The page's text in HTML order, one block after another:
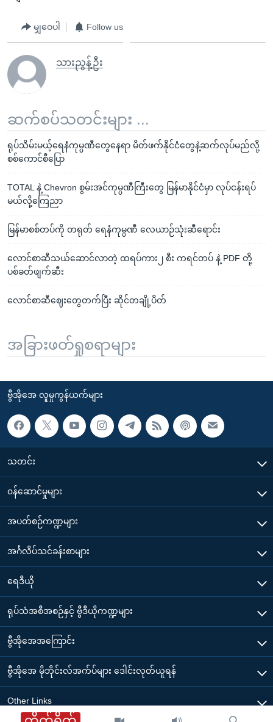
မျှဝေပါ Follow us
သားညွန့်ဦး
ဆက်စပ်သတင်းများ ...
ရုပ်သိမ်းမယ့်ရေနံကုမ္ပဏီတွေနေရာ မိတ်ဖက်နိုင်ငံတွေနဲ့ဆက်လုပ်မည်လို့
စစ်ကောင်စီပြော
TOTAL နဲ့ Chevron စွမ်းအင်ကုမ္ပဏီကြီးတွေ မြန်မာနိုင်ငံမှာ လုပ်ငန်းရပ်
မယ်လို့ကြေညာ
မြန်မာစစ်တပ်ကို တရုတ် ရေနံကုမ္ပဏီ လေယာဉ်သုံးဆီရောင်း
လောင်စာဆီသယ်ဆောင်လာတဲ့ ထရပ်ကား၂ စီး ကရင်တပ် နဲ့ PDF တို့
ပစ်ခတ်ဖျက်ဆီး
လောင်စာဆီဈေးတွေတက်ပြီး ဆိုင်တချို့ပိတ်
အခြားဖတ်ရှုစရာများ
ဗွီအိုအေ လူမှုကွန်ယက်များ
သတင်း
၀န်ဆောင်မှုများ
အပတ်စဉ်ကဏ္ဍများ
အင်္ဂလိပ်သင်ခန်းစာများ
ရေဒီယို
ရုပ်သံအစီအစဉ်နှင့် ဗွီဒီယိုကဏ္ဍများ
ဗွီအိုအေအကြောင်း
ဗွီအိုအေ မိုဘိုင်းလ်အက်ပ်များ ဒေါင်းလုတ်ယူရန်
Other Links